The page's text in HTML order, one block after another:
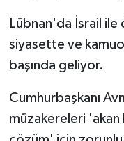
Lübnan'da İsrail ile
siyasette ve
başında geliyor.
Cumhurbaşkanı
müzakereleri 'akan